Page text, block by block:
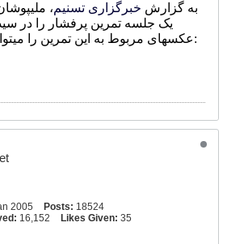
به گزارش خبرگزاری تسنیم،
یک جلسه تمرین پرفشار را در
عکسهای مربوط به این تمرین را میتوانید در زیر مشاهده کنید:
2005 Posts: 18524
16,152 Likes Given: 35